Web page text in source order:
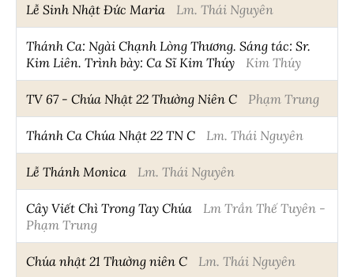
Lễ Sinh Nhật Đức Maria Lm. Thái Nguyên
Thánh Ca: Ngài Chạnh Lòng Thương. Sáng tác: Sr.
Kim Liên. Trình bày: Ca Sĩ Kim Thúy
Kim Thúy
TV 67 - Chúa Nhật 22 Thường Niên C Phạm Trung
Thánh Ca Chúa Nhật 22 TN C Lm. Thái Nguyên
Lễ Thánh Monica Lm. Thái Nguyên
Cây Viết Chì Trong Tay Chúa
Lm Trần Thế Tuyên -
Phạm Trung
Chúa nhật 21 Thường niên C Lm. Thái Nguyên